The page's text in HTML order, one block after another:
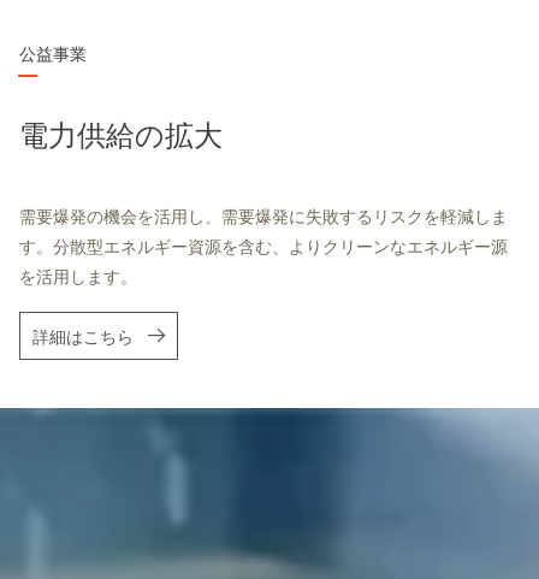
公益事業
電力供給の拡大
需要爆発の機会を活用し、需要爆発に失敗するリスクを軽減しま
す。分散型エネルギー資源を含む、よりクリーンなエネルギー源
を活用します。
詳細はこちら